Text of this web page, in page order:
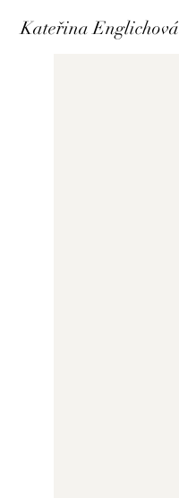
Kateřina Englichová